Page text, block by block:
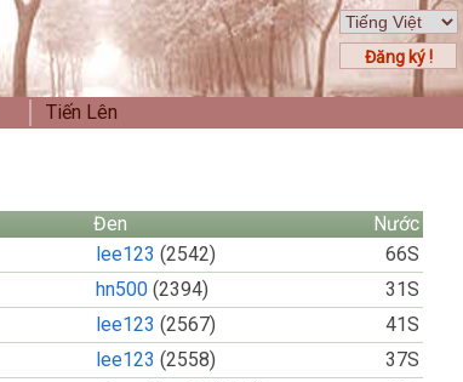
Đăng ký !
Tiến Lên
Đen
Nước
lee123 (2542)
66S
hn500 (2394)
31S
lee123 (2567)
41S
lee123 (2558)
37S